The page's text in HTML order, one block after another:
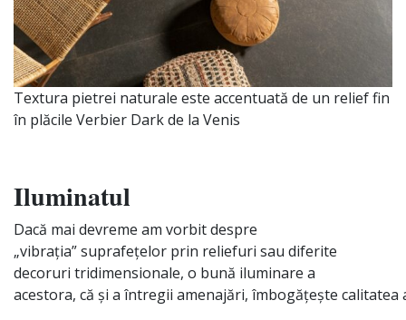
Textura pietrei naturale este accentuată de un relief fin
în plăcile Verbier Dark de la Venis
Iluminatul
Dacă mai devreme am vorbit despre
„vibrația”suprafețelor prin reliefuri sau diferite
decoruri tridimensionale, o bună iluminare a
acestora, că și a întregii amenajări, îmbogățește calitatea